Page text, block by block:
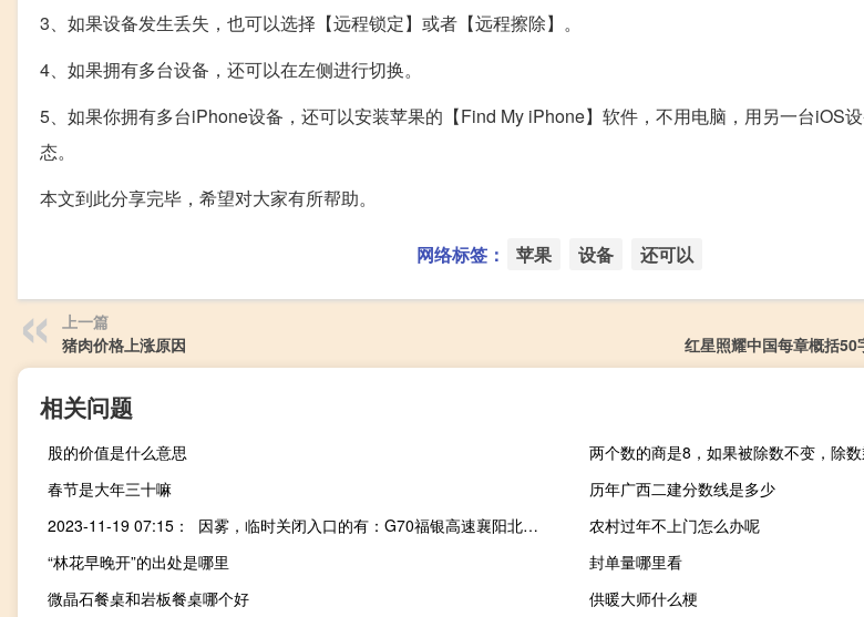
3、如果设备发生丢失，也可以选择【远程锁定】或者【远程擦除】。
4、如果拥有多台设备，还可以在左侧进行切换。
5、如果你拥有多台iPhone设备，还可以安装苹果的【Find My iPhone】软件，不用电脑，用另一台iOS
态。
本文到此分享完毕，希望对大家有所帮助。
网络标签： 苹果 设备 还可以
上一篇
猪肉价格上涨原因
红星照耀中国每章概括50
相关问题
股的价值是什么意思
两个数的商是8，如果被除数不变，除
春节是大年三十嘛
历年广西二建分数线是多少
2023-11-19 07:15： 因雾，临时关闭入口的有：G70福银高速襄阳北至老河口段。因施工，①禁止车辆通行的有：G4213麻安高速保康站入口（安麻向）；G55二广高速荆州桥北站出口（广二向）；S28保神高速尧治河站入口（神保向）；S53枣石高速兴隆站出入口；S78蕲嘉高速黄石新港站入口（蕲嘉向）。 ​​​
农村过年不上门怎么办呢
“林花早晚开”的出处是哪里
封单量哪里看
微晶石餐桌和岩板餐桌哪个好
供暖大师什么梗